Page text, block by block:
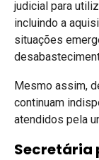
judicial para
incluindo a
situações
Mesmo assim,
continuam
atendidos pela
Secretária